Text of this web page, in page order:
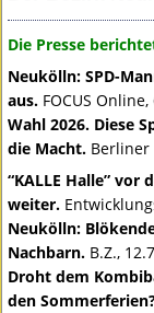
Die Presse
Neukölln:SPD-
aus. FOCUS Online,
Wahl 2026. Diese
die Macht. Berliner
“KALLE Halle” vor
weiter.
Neukölln:
Nachbarn. B.Z.,
Droht dem
den